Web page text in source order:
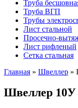
Труба
Труба ВГП
Трубы
Лист стальной
Просечно-
Лист рифленый
Сетка стальная
Главная » Швеллер »
Швеллер 10У